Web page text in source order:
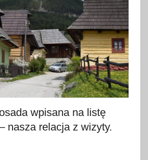
wpisana na listę
nasza relacja z wizyty.